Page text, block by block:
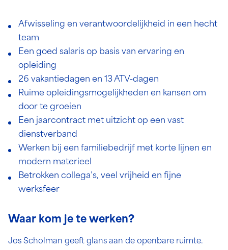
Afwisseling en verantwoordelijkheid in een hecht
team
Een goed salaris op basis van ervaring en
opleiding
26 vakantiedagen en 13 ATV-dagen
Ruime opleidingsmogelijkheden en kansen om
door te groeien
Een jaarcontract met uitzicht op een vast
dienstverband
Werken bij een familiebedrijf met korte lijnen en
modern materieel
Betrokken collega’s, veel vrijheid en fijne
werksfeer
Waar kom je te werken?
Jos Scholman geeft glans aan de openbare ruimte.